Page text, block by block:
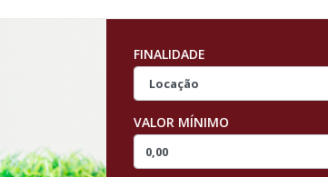
FINALIDADE
VALOR MÍNIMO